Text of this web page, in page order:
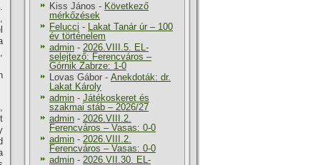
Kiss János - Következő
mérkőzések
Felucci - Lakat Tanár úr – 100
év történelem
admin - 2026.VIII.5. EL-
selejtező: Ferencváros –
Górnik Zabrze: 1-0
Lovas Gábor - Anekdoták: dr.
Lakat Károly
admin - Játékoskeret és
szakmai stáb – 2026/27
admin - 2026.VIII.2.
Ferencváros – Vasas: 0-0
admin - 2026.VIII.2.
Ferencváros – Vasas: 0-0
admin - 2026.VII.30. EL-